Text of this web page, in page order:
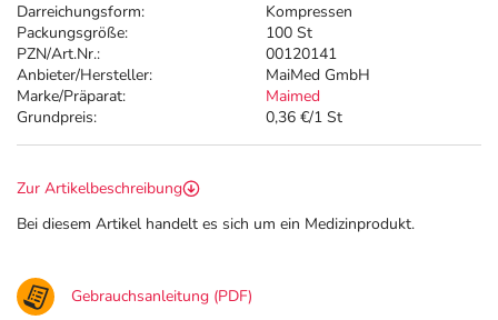
Darreichungsform:
Kompressen
Packungsgröße:
100 St
PZN/Art.Nr.:
00120141
Anbieter/Hersteller:
MaiMed GmbH
Marke/Präparat:
Maimed
Grundpreis:
0,36 €/1 St
Zur Artikelbeschreibung
Bei diesem Artikel handelt es sich um ein Medizinprodukt.
Gebrauchsanleitung (PDF)